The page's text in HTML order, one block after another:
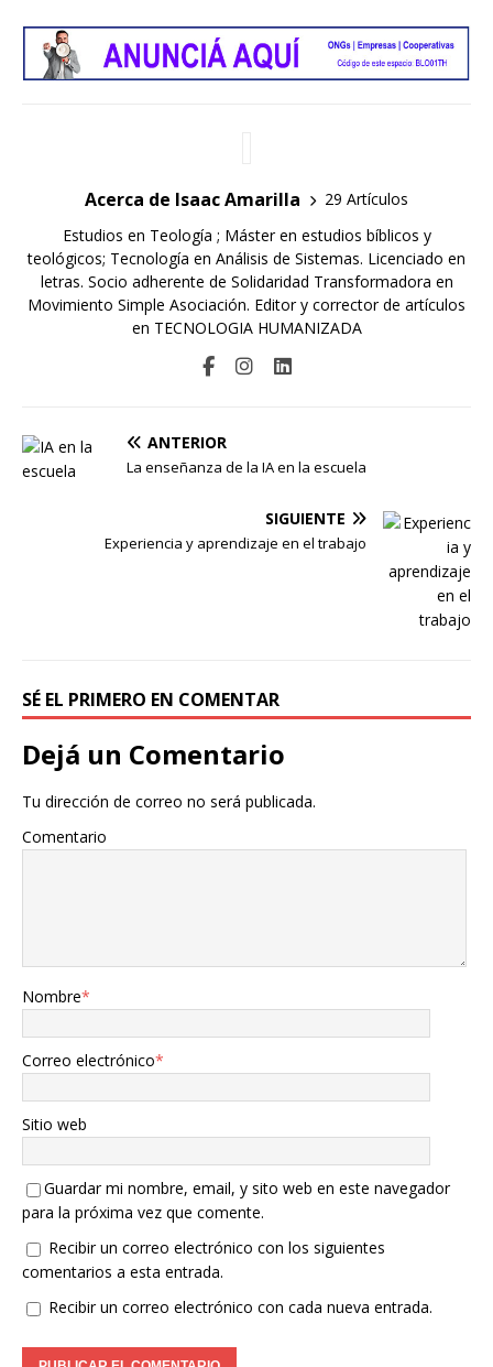
Acerca de Isaac Amarilla
29 Artículos
Estudios en Teología ; Máster en estudios bíblicos y
teológicos; Tecnología en Análisis de Sistemas. Licenciado en
letras. Socio adherente de Solidaridad Transformadora en
Movimiento Simple Asociación. Editor y corrector de artículos
en TECNOLOGIA HUMANIZADA
ANTERIOR
La enseñanza de la IA en la escuela
SIGUIENTE
Experiencia y aprendizaje en el trabajo
SÉ EL PRIMERO EN COMENTAR
Dejá un Comentario
Tu dirección de correo no será publicada.
Comentario
Nombre*
Correo electrónico*
Sitio web
Guardar mi nombre, email, y sito web en este navegador
para la próxima vez que comente.
Recibir un correo electrónico con los siguientes
comentarios a esta entrada.
Recibir un correo electrónico con cada nueva entrada.